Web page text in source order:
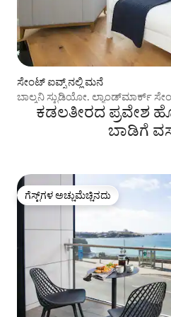
ಸೇಂಟ್ ಐವ್ಸ್ ನಲ್ಲಿ ಮನೆ
ಬಾಲ್ಕನಿ ಸ್ಟುಡಿಯೋ. ಲ್ಯಾಂಡ್‌ಮಾರ್ಕ್
ಕಡಲತೀರದ ಪ್ರವೇಶ
ಬಾಡಿಗೆ
ಗೆಸ್ಟ್‌ಗಳ ಅಚ್ಚುಮೆಚ್ಚಿನದು
ಗೆಸ್ಟ್‌ಗಳ ಅಚ್ಚುಮೆಚ್ಚಿನದು